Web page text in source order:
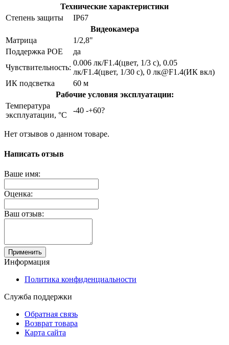
Технические характеристики
Степень защиты
IP67
Видеокамера
Матрица
1/2,8"
Поддержка POE
да
Чувствительность:
0.006 лк/F1.4(цвет, 1/3 с), 0.05
лк/F1.4(цвет, 1/30 с), 0 лк@F1.4(ИК вкл)
ИК подсветка
60 м
Рабочие условия эксплуатации:
Температура
эксплуатации, °C
-40 -+60?
Нет отзывов о данном товаре.
Написать отзыв
Ваше имя:
Оценка:
Ваш отзыв:
Применить
Информация
Политика конфиденциальности
Служба поддержки
Обратная связь
Возврат товара
Карта сайта